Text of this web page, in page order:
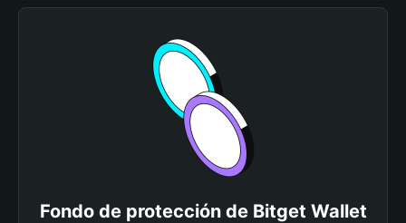
Fondo de protección de Bitget Wallet